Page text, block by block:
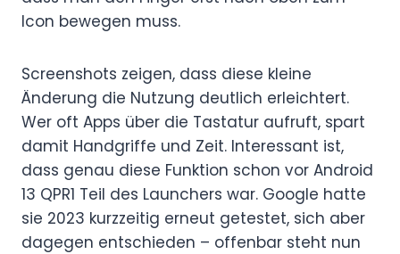
Icon bewegen muss.
Screenshots zeigen, dass diese kleine
Änderung die Nutzung deutlich erleichtert.
Wer oft Apps über die Tastatur aufruft, spart
damit Handgriffe und Zeit. Interessant ist,
dass genau diese Funktion schon vor Android
13 QPR1 Teil des Launchers war. Google hatte
sie 2023 kurzzeitig erneut getestet, sich aber
dagegen entschieden – offenbar steht nun